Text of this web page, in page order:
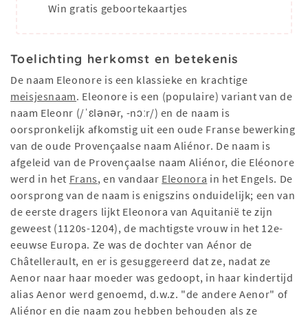
Win gratis geboortekaartjes
Toelichting herkomst en betekenis
De naam Eleonore is een klassieke en krachtige
meisjesnaam. Eleonore is een (populaire) variant van de
naam Eleonr (/ˈɛlənər, -nɔːr/) en de naam is
oorspronkelijk afkomstig uit een oude Franse bewerking
van de oude Provençaalse naam Aliénor. De naam is
afgeleid van de Provençaalse naam Aliénor, die Eléonore
werd in het Frans, en vandaar Eleonora in het Engels. De
oorsprong van de naam is enigszins onduidelijk; een van
de eerste dragers lijkt Eleonora van Aquitanië te zijn
geweest (1120s-1204), de machtigste vrouw in het 12e-
eeuwse Europa. Ze was de dochter van Aénor de
Châtellerault, en er is gesuggereerd dat ze, nadat ze
Aenor naar haar moeder was gedoopt, in haar kindertijd
alias Aenor werd genoemd, d.w.z. "de andere Aenor" of
Aliénor en die naam zou hebben behouden als ze